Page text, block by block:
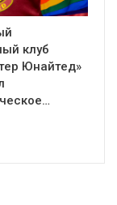
клуб
Юнайтед»